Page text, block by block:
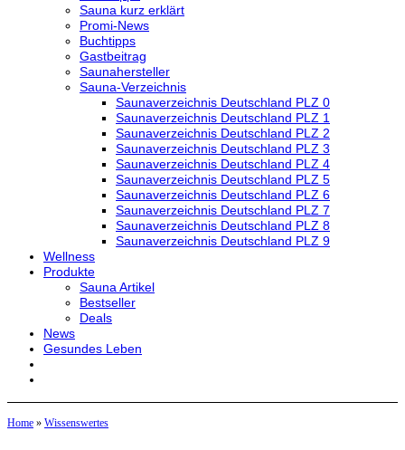
Sauna kurz erklärt
Promi-News
Buchtipps
Gastbeitrag
Saunahersteller
Sauna-Verzeichnis
Saunaverzeichnis Deutschland PLZ 0
Saunaverzeichnis Deutschland PLZ 1
Saunaverzeichnis Deutschland PLZ 2
Saunaverzeichnis Deutschland PLZ 3
Saunaverzeichnis Deutschland PLZ 4
Saunaverzeichnis Deutschland PLZ 5
Saunaverzeichnis Deutschland PLZ 6
Saunaverzeichnis Deutschland PLZ 7
Saunaverzeichnis Deutschland PLZ 8
Saunaverzeichnis Deutschland PLZ 9
Wellness
Produkte
Sauna Artikel
Bestseller
Deals
News
Gesundes Leben
Home » Wissenswertes